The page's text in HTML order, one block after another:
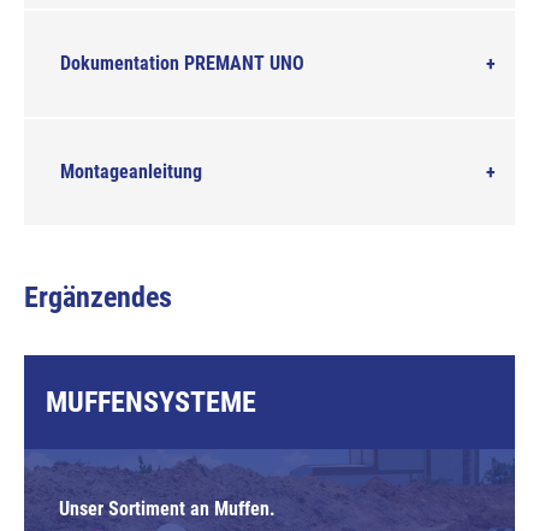
Dokumentation PREMANT UNO
Montageanleitung
Ergänzendes
MUFFENSYSTEME
Unser Sortiment an Muffen.